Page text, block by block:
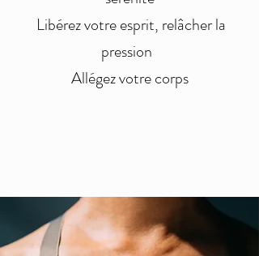
Libérez votre esprit, relâcher la
pression
Allégez votre corps